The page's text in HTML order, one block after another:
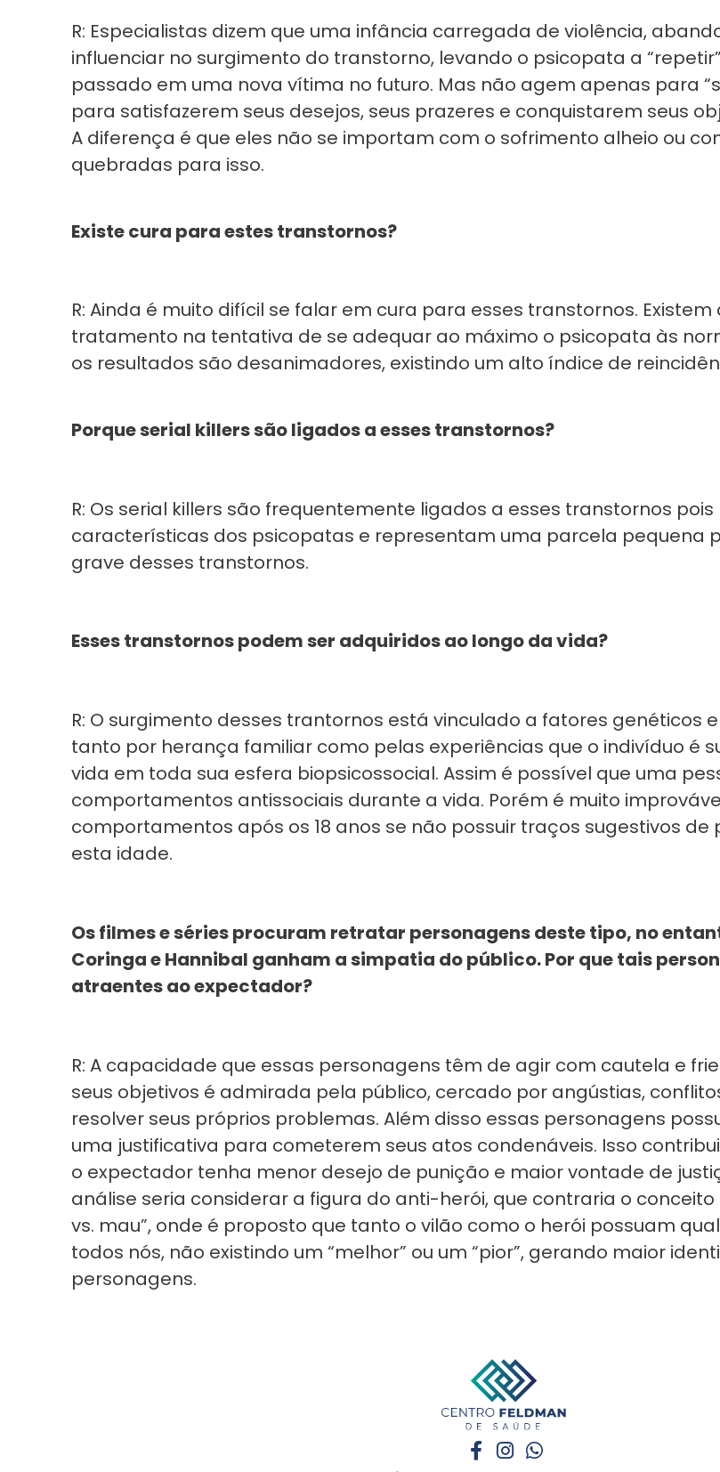
R: Especialistas dizem que uma infância carregada de violência,
influenciar no surgimento do transtorno, levando o psicopata a
passado em uma nova vítima no futuro. Mas não agem apenas para
para satisfazerem seus desejos, seus prazeres e conquistarem seus
A diferença é que eles não se importam com o sofrimento alheio ou
quebradas para isso.
Existe cura para estes transtornos?
R: Ainda é muito difícil se falar em cura para esses transtornos.
tratamento na tentativa de se adequar ao máximo o psicopata às
os resultados são desanimadores, existindo um alto índice de
Porque serial killers são ligados a esses transtornos?
R: Os serial killers são frequentemente ligados a esses transtornos
características dos psicopatas e representam uma parcela pequena
grave desses transtornos.
Esses transtornos podem ser adquiridos ao longo da vida?
R: O surgimento desses trantornos está vinculado a fatores genéticos
tanto por herança familiar como pelas experiências que o indivíduo é
vida em toda sua esfera biopsicossocial. Assim é possível que uma
comportamentos antissociais durante a vida. Porém é muito
comportamentos após os 18 anos se não possuir traços sugestivos
esta idade.
Os filmes e séries procuram retratar personagens deste tipo, no
Coringa e Hannibal ganham a simpatia do público. Por que tais
atraentes ao expectador?
R: A capacidade que essas personagens têm de agir com cautela e
seus objetivos é admirada pela público, cercado por angústias,
resolver seus próprios problemas. Além disso essas personagens
uma justificativa para cometerem seus atos condenáveis. Isso
o expectador tenha menor desejo de punição e maior vontade de
análise seria considerar a figura do anti-herói, que contraria o conceito
vs. mau”, onde é proposto que tanto o vilão como o herói possuam
todos nós, não existindo um “melhor” ou um “pior”, gerando maior
personagens.